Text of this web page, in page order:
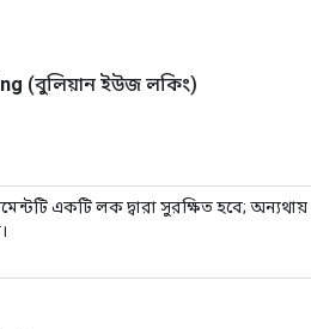
(বুলিয়ান ইউজ লকিং)
একটি লক দ্বারা সুরক্ষিত হবে; অন্যথায়